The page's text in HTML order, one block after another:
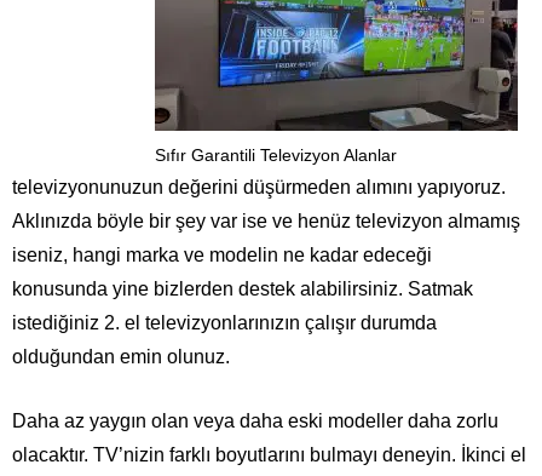
Sıfır Garantili Televizyon Alanlar
televizyonunuzun değerini düşürmeden alımını yapıyoruz.
Aklınızda böyle bir şey var ise ve henüz televizyon almamış
iseniz, hangi marka ve modelin ne kadar edeceği
konusunda yine bizlerden destek alabilirsiniz. Satmak
istediğiniz 2. el televizyonlarınızın çalışır durumda
olduğundan emin olunuz.
Daha az yaygın olan veya daha eski modeller daha zorlu
olacaktır. TV’nizin farklı boyutlarını bulmayı deneyin. İkinci el